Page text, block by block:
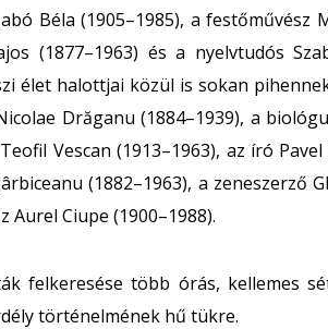
Béla (1905–1985), a festőművész
(1877–1963) és a nyelvtudós
élet halottjai közül is sokan
Drăganu (1884–1939), a
Vescan (1913–1963), az író
(1882–1963), a zeneszerző
Aurel Ciupe (1900–1988).
felkeresése több órás, kellemes
történelmének hű tükre.